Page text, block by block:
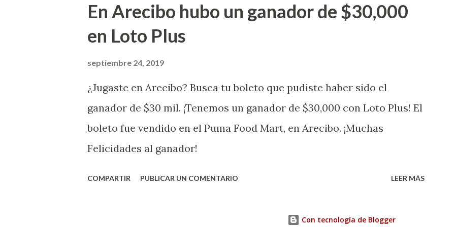
la farmacia Yarimar de la Urbanización Las Lomas en el Municipio de
San Juan ¡Enhorabuena que lo disfrute! ...
En Arecibo hubo un ganador de $30,000
en Loto Plus
septiembre 24, 2019
¿Jugaste en Arecibo? Busca tu boleto que pudiste haber sido el
ganador de $30 mil. ¡Tenemos un ganador de $30,000 con Loto Plus! El
boleto fue vendido en el Puma Food Mart, en Arecibo. ¡Muchas
Felicidades al ganador!
COMPARTIR PUBLICAR UN COMENTARIO LEER MÁS
Con tecnología de Blogger